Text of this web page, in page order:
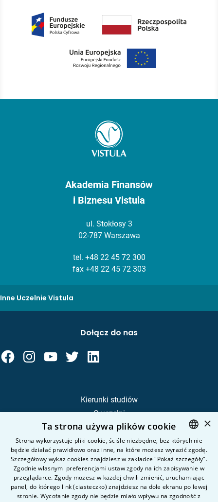
Akademia Finansów
i Biznesu Vistula
ul. Stokłosy 3
02-787 Warszawa
tel. +48 22 45 72 300
fax +48 22 45 72 303
Inne Uczelnie Vistula
Kierunki studiów
O uczelni
Kandydat
Student
Nauka i badania
Intranet
Dołącz do nas
POLISH
ENGLISH
×
Ta strona używa plików cookie
Strona wykorzystuje pliki cookie, ściśle niezbędne, bez których nie
będzie działać prawidłowo oraz inne, na które możesz wyrazić zgodę.
Szczegółowy wykaz cookies znajdziesz w zakładce "Pokaż szczegóły".
Zgodnie własnymi preferencjami ustaw zgody na ich zapisywanie w
przeglądarce. Zgody możesz w każdej chwili zmienić, uruchamiając
panel, do którego link (ciasteczko) znajdziesz na dole ekranu po lewej
stronie. Wycofanie zgody nie będzie miało wpływu na zgodność z